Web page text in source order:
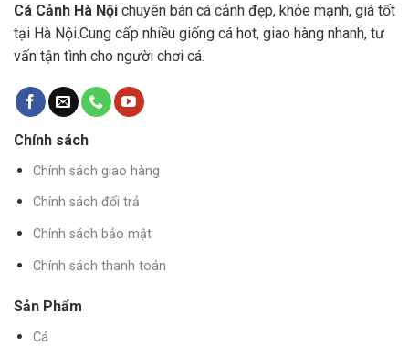
Cá Cảnh Hà Nội chuyên bán cá cảnh đẹp, khỏe mạnh, giá tốt
tại Hà Nội.Cung cấp nhiều giống cá hot, giao hàng nhanh, tư
vấn tận tình cho người chơi cá.
Chính sách
Chính sách giao hàng
Chính sách đổi trả
Chính sách bảo mật
Chính sách thanh toán
Sản Phẩm
Cá